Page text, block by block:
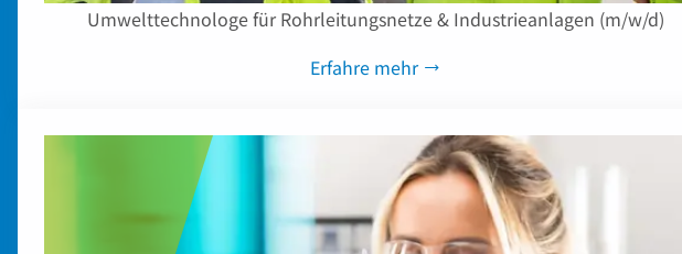
Umwelttechnologe für Rohrleitungsnetze & Industrieanlagen (m/w/d)
Erfahre mehr